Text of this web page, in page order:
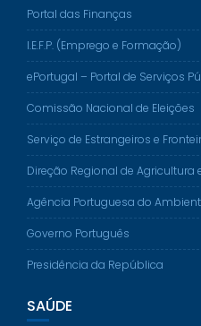
Portal das Finanças
I.E.F.P. (Emprego e Formação)
ePortugal – Portal de Serviços
Comissão Nacional de Eleições
Serviço de Estrangeiros e
Direção Regional de Agricultura
Agência Portuguesa do
Governo Português
Presidência da República
SAÚDE